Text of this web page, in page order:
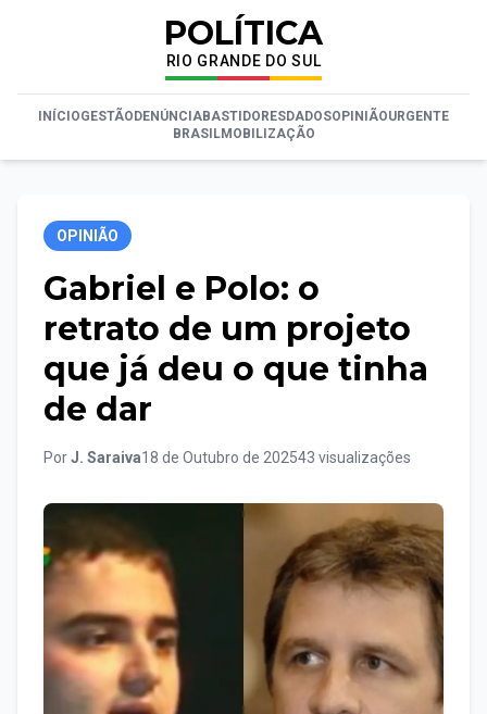
POLÍTICA
RIO GRANDE DO SUL
INÍCIOGESTÃO DENÚNCIABASTIDORESDADOSOPINIÃOURGENTE
BRASILMOBILIZAÇÃO
OPINIÃO
Gabriel e Polo: o
retrato de um projeto
que já deu o que tinha
de dar
PorJ. Saraiva18 de Outubro de 202543 visualizações